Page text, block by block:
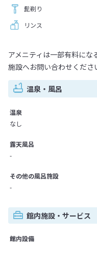
髭剃り
リンス
アメニティは一部有料に
施設へお問い合わせくださ
温泉・風呂
温泉
なし
露天風呂
-
その他の風呂施設
-
館内施設・サービス
館内設備